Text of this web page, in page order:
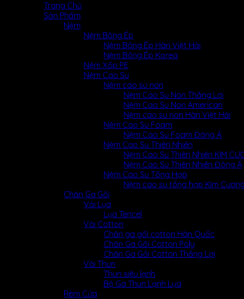
Trang Chủ
Sản Phẩm
Nệm
Nệm Bông Ép
Nệm Bông Ép Hàn Việt Hải
Nệm Bông Ép Korea
Nệm Xốp PE
Nệm Cao Su
Nệm cao su non
Nệm Cao Su Non Thắng Lợi
Nệm Cao Su Non American
Nệm cao su non Hàn Việt Hải
Nệm Cao Su Foam
Nệm Cao Su Foam Đông Á
Nệm Cao Su Thiên Nhiên
Nệm Cao Su Thiên Nhiên KIM
Nệm Cao Su Thiên Nhiên Đông Á
Nệm Cao Su Tổng Hợp
Nệm cao su tổng hợp Kim Cương
Chăn Ga Gối
Vải Lụa
Lụa Tencel
Vải Cotton
Chăn ga gối cotton Hàn Quốc
Chăn Ga Gối Cotton Poly
Chăn Ga Gối Cotton Thắng Lợi
Vải Thun
Thun siêu lạnh
Bộ Ga Thun Lạnh Lụa
Rèm Cửa